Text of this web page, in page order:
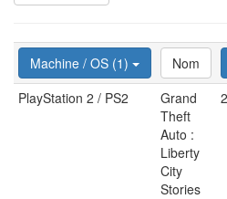
Machine / OS (1) Nom
PlayStation 2 / PS2
Grand
Theft
Auto :
Liberty
City
Stories